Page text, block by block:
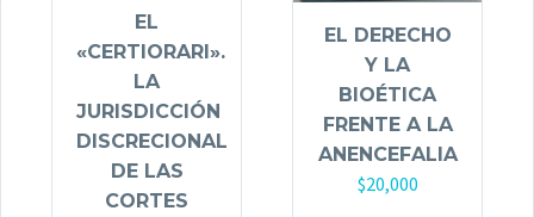
EL
«CERTIORARI».
LA
JURISDICCIÓN
DISCRECIONAL
DE LAS
CORTES
EL DERECHO
Y LA
BIOÉTICA
FRENTE A LA
ANENCEFALIA
$20,000